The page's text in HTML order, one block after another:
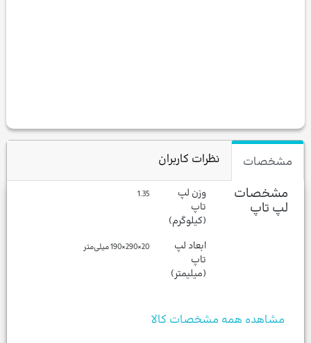
مشخصات نظرات کاربران
مشخصات
لپ تاپ
وزن لپ
تاپ
(کیلوگرم)
1.35
ابعاد لپ
تاپ
(میلیمتر)
20×290×190 میلی‌متر
مشاهده همه مشخصات کالا